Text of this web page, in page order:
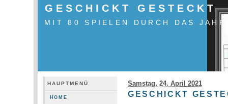
GESCHICKT GESTECKT
MIT 80 SPIELEN DURCH DAS JAHR
HAUPTMENÜ
HOME
Samstag, 24. April 2021
GESCHICKT